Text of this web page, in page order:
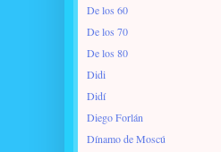
De los 60
De los 70
De los 80
Didi
Didí
Diego Forlán
Dínamo de Moscú